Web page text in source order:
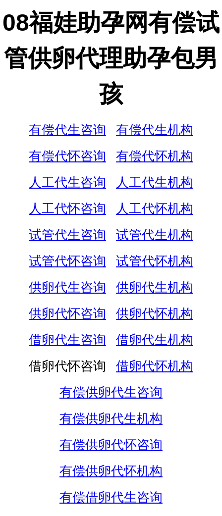
08福娃助孕网有偿试
管供卵代理助孕包男
孩
有偿代生咨询
有偿代生机构
有偿代怀咨询
有偿代怀机构
人工代生咨询
人工代生机构
人工代怀咨询
人工代怀机构
试管代生咨询
试管代生机构
试管代怀咨询
试管代怀机构
供卵代生咨询
供卵代生机构
供卵代怀咨询
供卵代怀机构
借卵代生咨询
借卵代生机构
借卵代怀咨询
借卵代怀机构
有偿供卵代生咨询
有偿供卵代生机构
有偿供卵代怀咨询
有偿供卵代怀机构
有偿借卵代生咨询